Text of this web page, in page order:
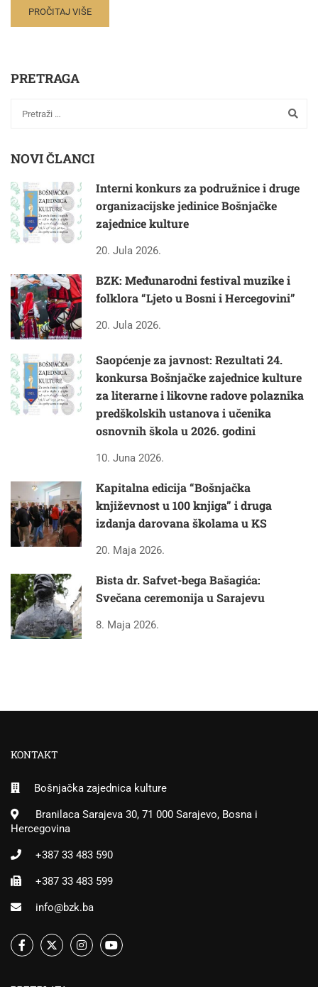
PROČITAJ VIŠE
PRETRAGA
NOVI ČLANCI
Interni konkurs za podružnice i druge
organizacijske jedinice Bošnjačke
zajednice kulture
20. Jula 2026.
BZK: Međunarodni festival muzike i
folklora “Ljeto u Bosni i Hercegovini”
20. Jula 2026.
Saopćenje za javnost: Rezultati 24.
konkursa Bošnjačke zajednice kulture
za literarne i likovne radove polaznika
predškolskih ustanova i učenika
osnovnih škola u 2026. godini
10. Juna 2026.
Kapitalna edicija “Bošnjačka
književnost u 100 knjiga” i druga
izdanja darovana školama u KS
20. Maja 2026.
Bista dr. Safvet-bega Bašagića:
Svečana ceremonija u Sarajevu
8. Maja 2026.
KONTAKT
Bošnjačka zajednica kulture
Branilaca Sarajeva 30, 71 000 Sarajevo, Bosna i
Hercegovina
+387 33 483 590
+387 33 483 599
info@bzk.ba